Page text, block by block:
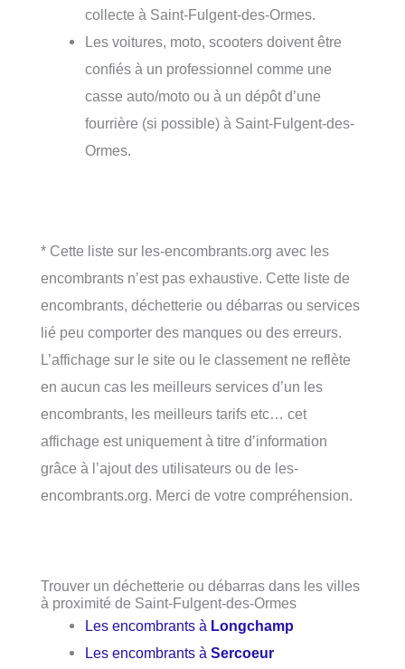
collecte à Saint-Fulgent-des-Ormes.
Les voitures, moto, scooters doivent être
confiés à un professionnel comme une
casse auto/moto ou à un dépôt d’une
fourrière (si possible) à Saint-Fulgent-des-
Ormes.
* Cette liste sur les-encombrants.org avec les
encombrants n’est pas exhaustive. Cette liste de
encombrants, déchetterie ou débarras ou services
lié peu comporter des manques ou des erreurs.
L’affichage sur le site ou le classement ne reflète
en aucun cas les meilleurs services d’un les
encombrants, les meilleurs tarifs etc… cet
affichage est uniquement à titre d’information
grâce à l’ajout des utilisateurs ou de les-
encombrants.org. Merci de votre compréhension.
Trouver un déchetterie ou débarras dans les villes
à proximité de Saint-Fulgent-des-Ormes
Les encombrants à Longchamp
Les encombrants àSercoeur